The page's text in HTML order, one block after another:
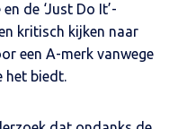
de ‘Just Do It’-
kritisch kijken naar
een A-merk vanwege
het biedt.